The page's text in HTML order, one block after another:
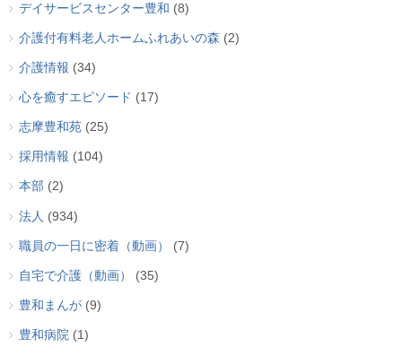
デイサービスセンター豊和 (8)
介護付有料老人ホームふれあいの森 (2)
介護情報 (34)
心を癒すエピソード (17)
志摩豊和苑 (25)
採用情報 (104)
本部 (2)
法人 (934)
職員の一日に密着（動画） (7)
自宅で介護（動画） (35)
豊和まんが (9)
豊和病院 (1)